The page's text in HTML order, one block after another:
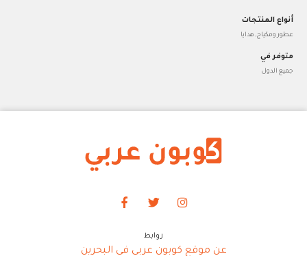
أنواع المنتجات
عطور ومكياج, هدايا
متوفر في
جميع الدول
روابط
عن موقع كوبون عربي في البحرين